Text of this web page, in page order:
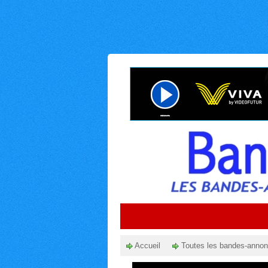
Accueil Toutes les bandes-